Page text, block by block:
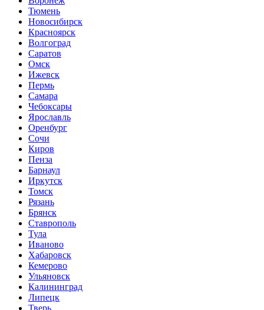
Тюмень
Новосибирск
Красноярск
Волгоград
Саратов
Омск
Ижевск
Пермь
Самара
Чебоксары
Ярославль
Оренбург
Сочи
Киров
Пенза
Барнаул
Иркутск
Томск
Рязань
Брянск
Ставрополь
Тула
Иваново
Хабаровск
Кемерово
Ульяновск
Калининград
Липецк
Тверь